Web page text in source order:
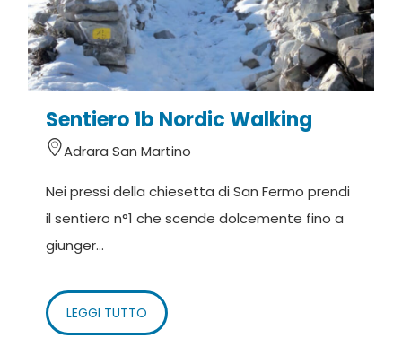
Sentiero 1b Nordic Walking
Adrara San Martino
Nei pressi della chiesetta di San Fermo prendi
il sentiero n°1 che scende dolcemente fino a
giunger...
LEGGI TUTTO